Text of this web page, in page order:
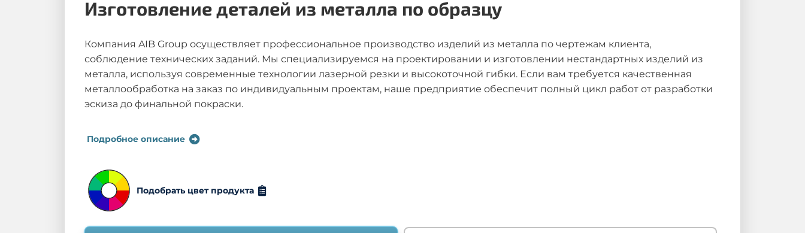
Изготовление деталей из металла по образцу
Компания AIB Group осуществляет профессиональное производство изделий из металла по чертежам клиента,
соблюдение технических заданий. Мы специализируемся на проектировании и изготовлении нестандартных изделий из
металла, используя современные технологии лазерной резки и высокоточной гибки. Если вам требуется качественная
металлообработка на заказ по индивидуальным проектам, наше предприятие обеспечит полный цикл работ от разработки
эскиза до финальной покраски.
Подробное описание
Подобрать цвет продукта